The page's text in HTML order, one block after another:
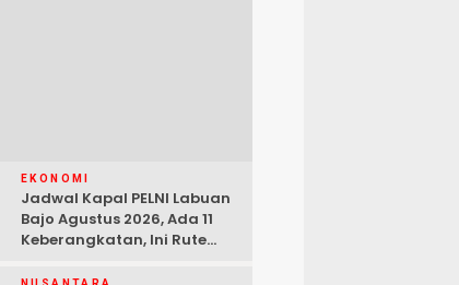
EKONOMI
Jadwal Kapal PELNI Labuan
Bajo Agustus 2026, Ada 11
Keberangkatan, Ini Rute